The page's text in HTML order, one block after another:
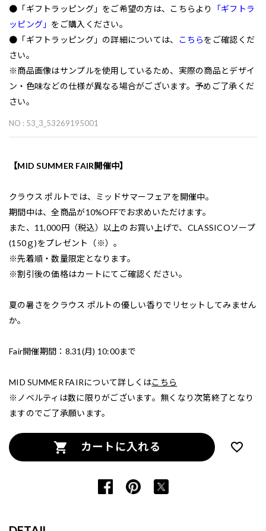
●「ギフトラッピング」をご希望の方は、こちらより
「ギフトラ
ッピング」 をご購入ください。
●「ギフトラッピング」の詳細については、
こちらをご確認くだ
さい。
※商品画像はサンプルを使用しているため、実際の商品とデザイ
ン・色味などの仕様が異なる場合がございます。予めご了承くだ
さい。
NO : 53_3_53269195001
【MID SUMMER FAIR開催中】
クラウス ポルトでは、ミッドサマーフェアを開催中。
期間中は、全商品が10%OFFでお求めいただけます。
また、11,000円（税込）以上のお買い上げで、CLASSICOソープ
(150ｇ)をプレゼント（※）。
※先着順・数量限定となります。
※割引後の価格はカートにてご確認ください。
夏の暑さをクラウス ポルトの優しい香りでリセットしてみません
か。
Fair開催期間：8.31(月) 10:00まで
MID SUMMER FAIRについて詳しくはこちら
※ノベルティは数に限りがございます。無くなり次第終了となり
ますのでご了承願います。
カートに入れる